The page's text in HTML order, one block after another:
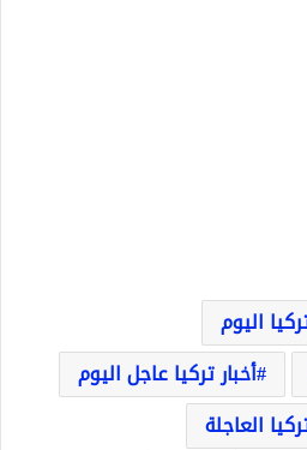
اليوم
أخبار تركيا عاجل اليوم
العاجلة